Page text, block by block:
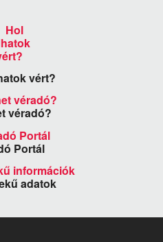
vért?
véradó?
Portál
adatok